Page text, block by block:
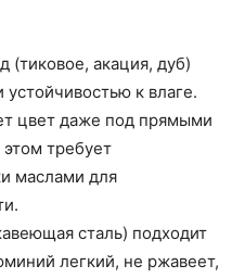
(тиковое, акация, дуб)
к влаге.
цвет даже под прямыми
требует
маслами для
сталь) подходит
легкий, не ржавеет,